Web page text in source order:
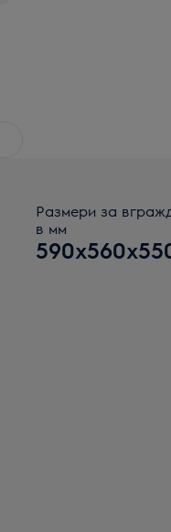
Размери за
в мм